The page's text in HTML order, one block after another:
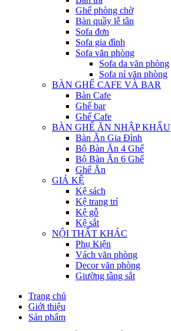
Ghế phòng chờ
Bàn quầy lễ tân
Sofa đơn
Sofa gia đình
Sofa văn phòng
Sofa da văn phòng
Sofa nỉ văn phòng
BÀN GHẾ CAFE VÀ BAR
Bàn Cafe
Ghế bar
Ghế Cafe
BÀN GHẾ ĂN NHẬP KHẨU
Bàn Ăn Gia Đình
Bộ Bàn Ăn 4 Ghế
Bộ Bàn Ăn 6 Ghế
Ghế Ăn
GIÁ KỆ
Kệ sách
Kệ trang trí
Kệ gỗ
Kệ sắt
NỘI THẤT KHÁC
Phụ Kiện
Vách văn phòng
Decor văn phòng
Giường tầng sắt
Trang chủ
Giới thiệu
Sản phẩm